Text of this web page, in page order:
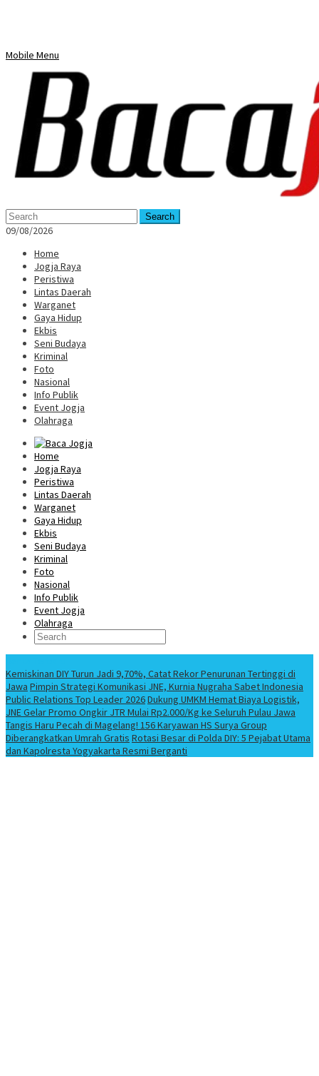
Mobile Menu
Search
09/08/2026
Home
Jogja Raya
Peristiwa
Lintas Daerah
Warganet
Gaya Hidup
Ekbis
Seni Budaya
Kriminal
Foto
Nasional
Info Publik
Event Jogja
Olahraga
Home
Jogja Raya
Peristiwa
Lintas Daerah
Warganet
Gaya Hidup
Ekbis
Seni Budaya
Kriminal
Foto
Nasional
Info Publik
Event Jogja
Olahraga
Kemiskinan DIY Turun Jadi 9,70%, Catat Rekor Penurunan Tertinggi di
Jawa Pimpin Strategi Komunikasi JNE, Kurnia Nugraha Sabet Indonesia
Public Relations Top Leader 2026Dukung UMKM Hemat Biaya Logistik,
JNE Gelar Promo Ongkir JTR Mulai Rp2.000/Kg ke Seluruh Pulau Jawa
Tangis Haru Pecah di Magelang! 156 Karyawan HS Surya Group
Diberangkatkan Umrah Gratis Rotasi Besar di Polda DIY: 5 Pejabat Utama
dan Kapolresta Yogyakarta Resmi Berganti